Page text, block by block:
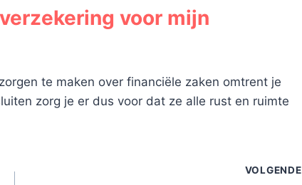
voor mijn
te maken over financiële zaken omtrent je
zorg je er dus voor dat ze alle rust en ruimte
VOLGENDE